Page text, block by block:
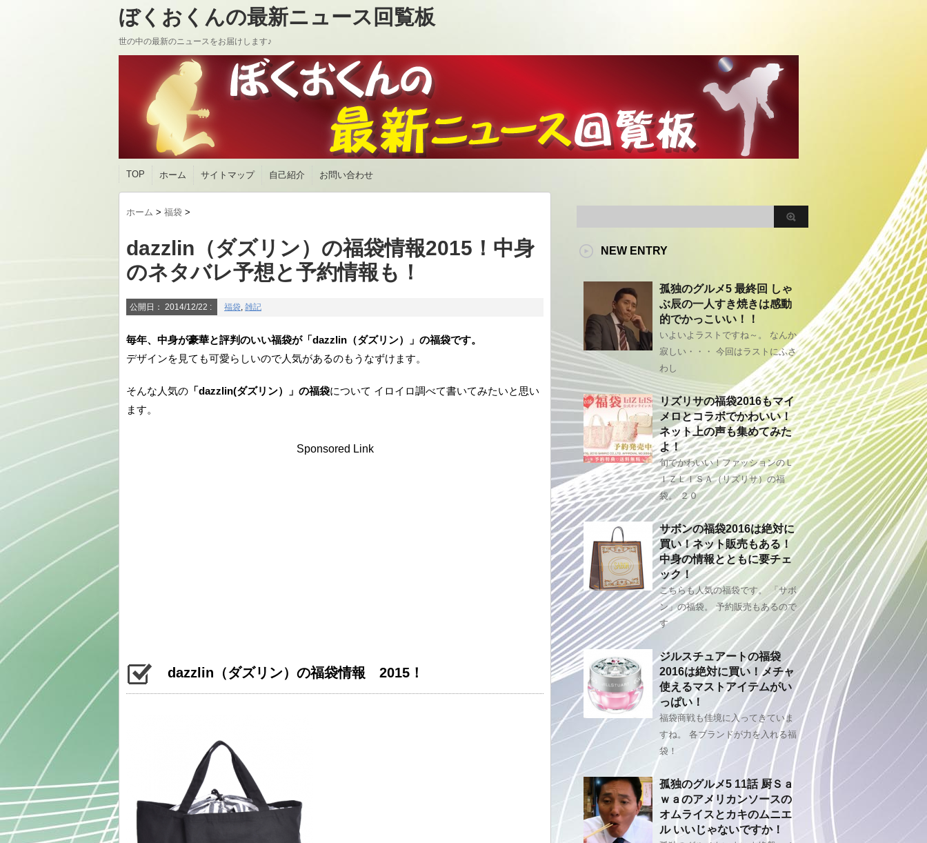
ぼくおくんの最新ニュース回覧板
世の中の最新のニュースをお届けします♪
TOP ホーム サイトマップ 自己紹介 お問い合わせ
ホーム > 福袋 >
dazzlin（ダズリン）の福袋情報2015！中身
のネタバレ予想と予約情報も！
公開日： 2014/12/22 : 福袋, 雑記
毎年、中身が豪華と評判のいい福袋が「dazzlin（ダズリン）」の福袋です。
デザインを見ても可愛らしいので人気があるのもうなずけます。
そんな人気の 「dazzlin(ダズリン）」の福袋について イロイロ調べて書いてみたいと思い
ます。
Sponsored Link
dazzlin（ダズリン）の福袋情報 2015！
NEW ENTRY
孤独のグルメ5 最終回 しゃ
ぶ辰の一人すき焼きは感動
的でかっこいい！！
いよいよラストですね～。 なんか
寂しい・・・ 今回はラストにふさ
わし
リズリサの福袋2016もマイ
メロとコラボでかわいい！
ネット上の声も集めてみた
よ！
旬でかわいい！ファッションのＬ
ＩＺＬＩＳＡ（リズリサ）の福
袋。 ２０
サボンの福袋2016は絶対に
買い！ネット販売もある！
中身の情報とともに要チェ
ック！
こちらも人気の福袋です。 「サボ
ン」の福袋。 予約販売もあるので
す
ジルスチュアートの福袋
2016は絶対に買い！メチャ
使えるマストアイテムがい
っぱい！
福袋商戦も佳境に入ってきていま
すね。 各ブランドが力を入れる福
袋！
孤独のグルメ5 11話 厨Ｓａ
ｗａのアメリカンソースの
オムライスとカキのムニエ
ル いいじゃないですか！